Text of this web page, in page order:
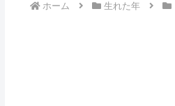
ホーム 生れた年